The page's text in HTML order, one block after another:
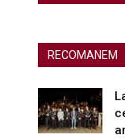
RECOMANEM